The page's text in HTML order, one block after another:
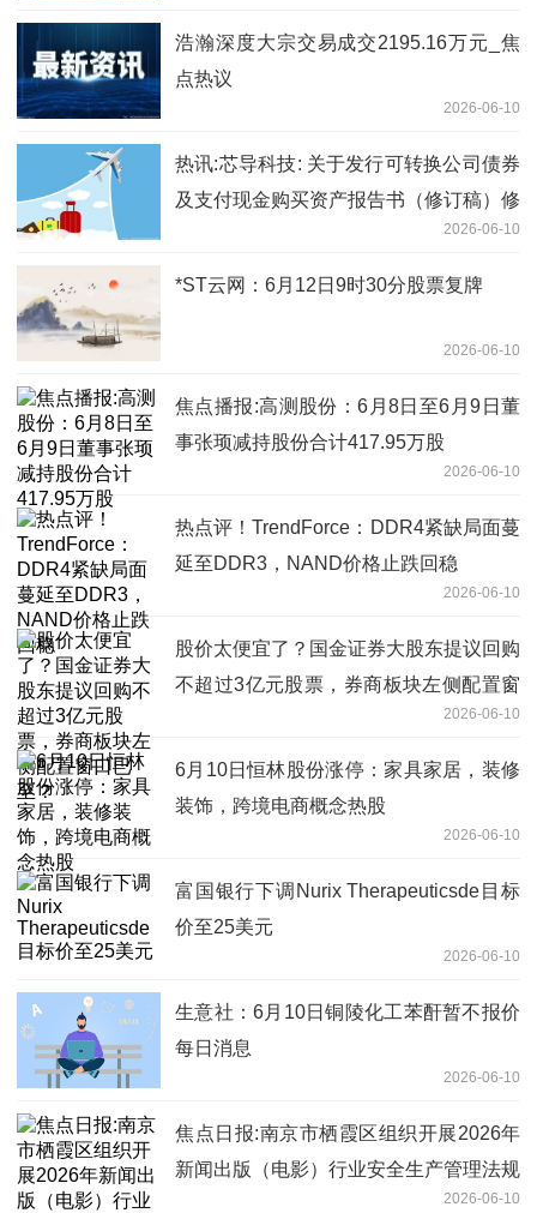
浩瀚深度大宗交易成交2195.16万元_焦
点热议
2026-06-10
热讯:芯导科技: 关于发行可转换公司债券
及支付现金购买资产报告书（修订稿）修
2026-06-10
*ST云网：6月12日9时30分股票复牌
2026-06-10
焦点播报:高测股份：6月8日至6月9日董
事张顼减持股份合计417.95万股
2026-06-10
热点评！TrendForce：DDR4紧缺局面蔓
延至DDR3，NAND价格止跌回稳
2026-06-10
股价太便宜了？国金证券大股东提议回购
不超过3亿元股票，券商板块左侧配置窗
2026-06-10
6月10日恒林股份涨停：家具家居，装修
装饰，跨境电商概念热股
2026-06-10
富国银行下调Nurix Therapeuticsde目标
价至25美元
2026-06-10
生意社：6月10日铜陵化工苯酐暂不报价
每日消息
2026-06-10
焦点日报:南京市栖霞区组织开展2026年
新闻出版（电影）行业安全生产管理法规
2026-06-10